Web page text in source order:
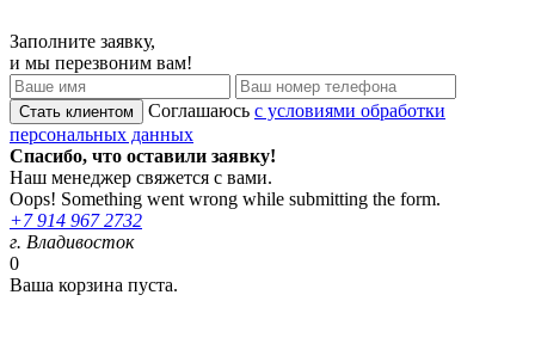
Заполните заявку,
и мы перезвоним вам!
Соглашаюсь с условиями обработки
персональных данных
Спасибо, что оставили заявку!
Наш менеджер свяжется с вами.
Oops! Something went wrong while submitting the form.
+7 914 967 2732
г. Владивосток
0
Ваша корзина пуста.